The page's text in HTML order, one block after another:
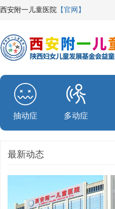
西安附一儿童医院 【官网】
抽动症 多动症
最新动态